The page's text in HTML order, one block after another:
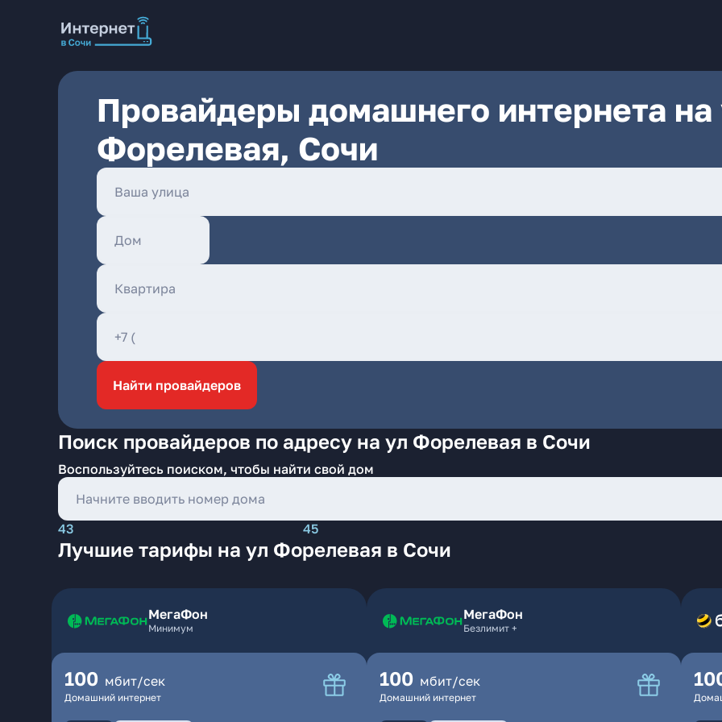
Провайдеры домашнего интернета на
Форелевая, Сочи
Найти провайдеров
Поиск провайдеров по адресу на ул Форелевая в Сочи
Воспользуйтесь поиском, чтобы найти свой дом
43 45
Лучшие тарифы на ул Форелевая в Сочи
МегаФон
Минимум
100 мбит/сек
Домашний интернет
МегаФон
Безлимит +
100 мбит/сек
Домашний интернет